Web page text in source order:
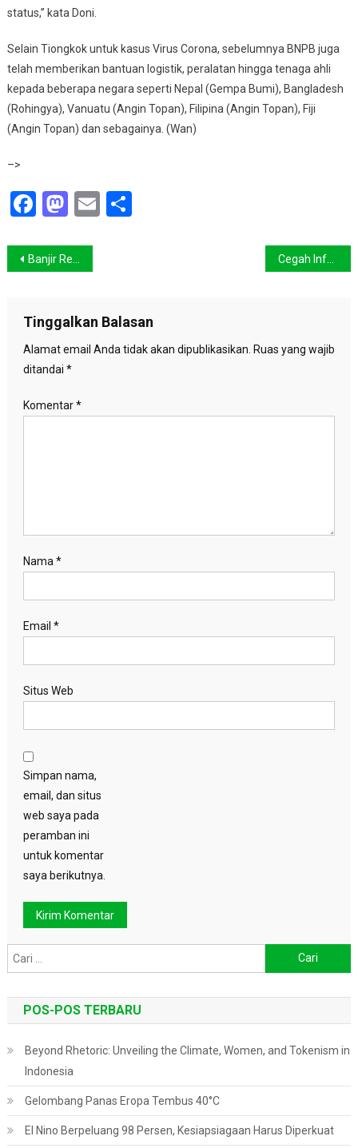
status,” kata Doni.
Selain Tiongkok untuk kasus Virus Corona, sebelumnya BNPB juga
telah memberikan bantuan logistik, peralatan hingga tenaga ahli
kepada beberapa negara seperti Nepal (Gempa Bumi), Bangladesh
(Rohingya), Vanuatu (Angin Topan), Filipina (Angin Topan), Fiji
(Angin Topan) dan sebagainya. (Wan)
–>
Facebook
Mastodon
EmailShare
Navigasi
Banjir Rendam 7 Desa di Tapanuli Tengah, 1 Orang Dilaporkan Meninggal Dunia Cegah Infeksi Corona, Sejumlah Perusahaan Global Batasi Perjalanan Bisnis ke China
Tinggalkan Balasan
Alamat email Anda tidak akan dipublikasikan. Ruas yang wajib
ditandai *
Komentar*
Nama *
Email *
Situs Web
Simpan nama,
email, dan situs
web saya pada
peramban ini
untuk komentar
saya berikutnya.
untuk:
POS-POS TERBARU
Beyond Rhetoric: Unveiling the Climate, Women, and Tokenism in
Indonesia
Gelombang Panas Eropa Tembus 40°C
El Nino Berpeluang 98 Persen, Kesiapsiagaan Harus Diperkuat